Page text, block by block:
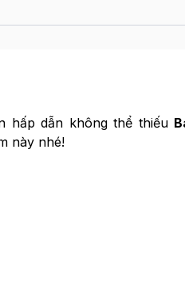
hấp dẫn không thể thiếu
này nhé!